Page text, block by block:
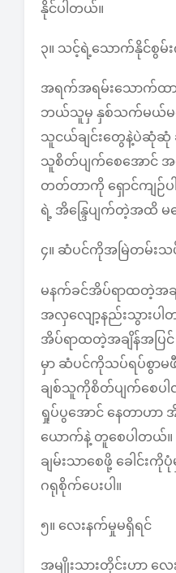
နိုင်ပါတယ်။
၃။ သင့်ရဲ့သောက်နိုင်စွမ်
အရက်အရမ်းသောက်ထာ
ဘယ်သူမှ နှစ်သက်မယ်မထင်
သူငယ်ချင်းတွေနဲ့ပဲဆုံဆုံ
သူစိတ်ပျက်စေအောင်
တတ်တာကို ရှောင်ကျဉ်ပ
ရဲ့ အိန္ဒြေပျက်တဲ့အထိ မ
၄။ ဆံပင်ကိုအမြဲတမ်းသ
မနက်ခင်အိပ်ရာထတဲ့အခ
အလှလျော့နည်းသွားပါ
အိပ်ရာထတဲ့အချိန်အပြင် အ
မှာ ဆံပင်ကိုသပ်ရပ်စွာမ
ချစ်သူကိုစိတ်ပျက်စေပ
ရှုပ်ပွအောင် နေတာဟ
ယောက်နဲ့ တူစေပါတယ်။
ချမ်းသာစေဖို့ ခေါင်းကို
ဂရုစိုက်ပေးပါ။
၅။ လေးနက်မှုမရှိရင်
အမျိုးသားတိုင်းဟာ လေ